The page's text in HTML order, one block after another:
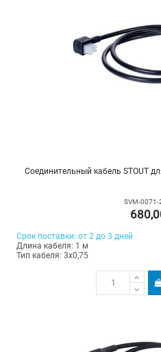
Соединительный кабель STOUT
SVM-0071-
Срок поставки: от 2 до 3 дней
Длина кабеля: 1 м
Тип кабеля: 3х0,75